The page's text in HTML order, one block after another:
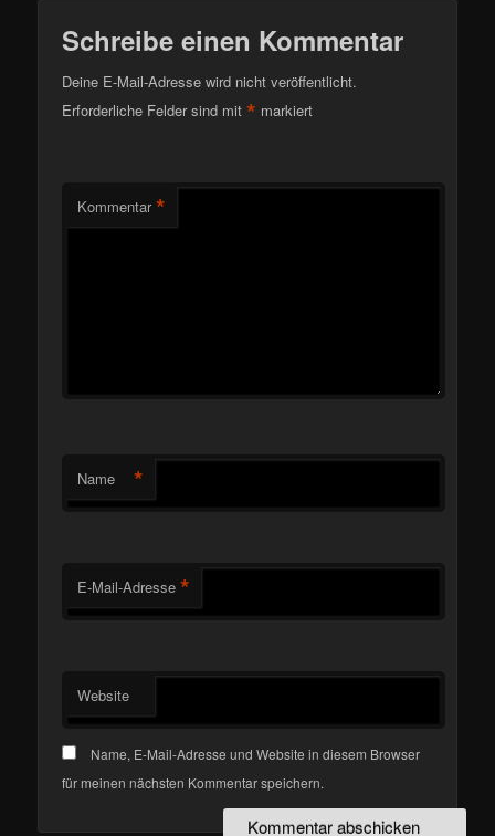
Schreibe einen Kommentar
Deine E-Mail-Adresse wird nicht veröffentlicht.
Erforderliche Felder sind mit* markiert
Kommentar *
Name *
E-Mail-Adresse *
Website
Name, E-Mail-Adresse und Website in diesem Browser
für meinen nächsten Kommentar speichern.